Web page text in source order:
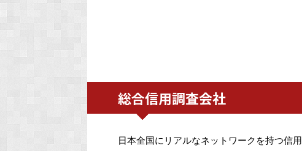
総合信用調査会社
日本全国にリアルなネットワークを持つ信